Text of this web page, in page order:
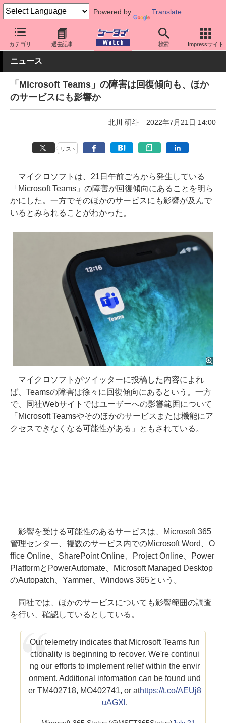
Powered by Translate
カテゴリ 過去記事 検索 Impressサイト
ケータイ Watch アプリ・サービス テレワーク/在宅勤務
ニュース
「Microsoft Teams」の障害は回復傾向も、ほか
のサービスにも影響か
北川 研斗 2022年7月21日 14:00
リスト
マイクロソフトは、21日午前ごろから発生している
「Microsoft Teams」の障害が回復傾向にあることを明ら
かにした。一方でそのほかのサービスにも影響が及んで
いるとみられることがわかった。
マイクロソフトがツイッターに投稿した内容によれ
ば、Teamsの障害は徐々に回復傾向にあるという。一方
で、同社Webサイトではユーザーへの影響範囲について
「Microsoft Teamsやそのほかのサービスまたは機能にア
クセスできなくなる可能性がある」ともされている。
影響を受ける可能性のあるサービスは、Microsoft 365
管理センター、複数のサービス内でのMicrosoft Word、O
ffice Online、SharePoint Online、Project Online、Power
PlatformとPowerAutomate、Microsoft Managed Desktop
のAutopatch、Yammer、Windows 365という。
同社では、ほかのサービスについても影響範囲の調査
を行い、確認しているとしている。
Our telemetry indicates that Microsoft Teams fun
ctionality is beginning to recover. We're continui
ng our efforts to implement relief within the envir
onment. Additional information can be found und
er TM402718, MO402741, or athttps://t.co/AEUj8
uAGXl .